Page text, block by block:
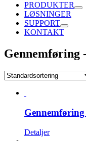
PRODUKTER
LØSNINGER
SUPPORT
KONTAKT
Gennemføring
Detaljer